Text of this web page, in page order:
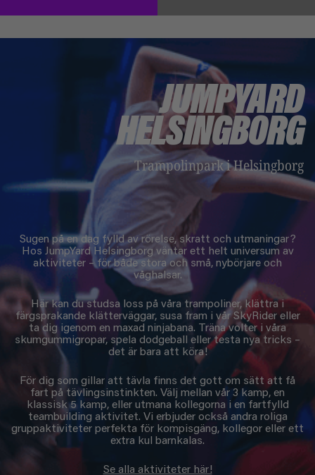
JUMPYARD
HELSINGBORG
Trampolinpark i Helsingborg
Sugen på en dag fylld av rörelse, skratt och utmaningar?
Hos JumpYard Helsingborg väntar ett helt universum av
aktiviteter – för både stora och små, nybörjare och
våghalsar.
Här kan du studsa loss på våra trampoliner, klättra i
färgsprakande klätterväggar, susa fram i vår SkyRider eller
ta dig igenom en maxad ninjabana. Träna volter i våra
skumgummigropar, spela dodgeball eller testa nya tricks –
det är bara att köra!
För dig som gillar att tävla finns det gott om sätt att få
fart på tävlingsinstinkten. Välj mellan vår 3 kamp, en
klassisk 5 kamp, eller utmana kollegorna i en fartfylld
teambuilding aktivitet. Vi erbjuder också andra roliga
gruppaktiviteter perfekta för kompisgäng, kollegor eller ett
extra kul barnkalas.
Se alla aktiviteter här!